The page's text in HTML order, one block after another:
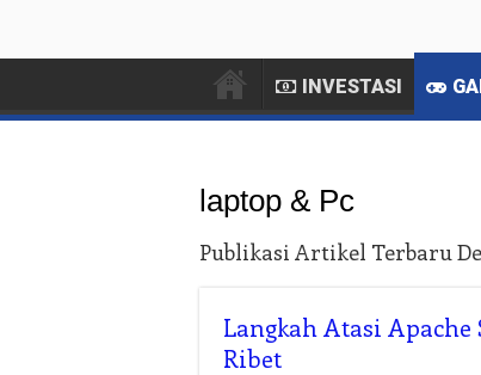
INVESTASI
laptop & Pc
Publikasi Artikel Terbaru
Langkah Atasi
Ribet